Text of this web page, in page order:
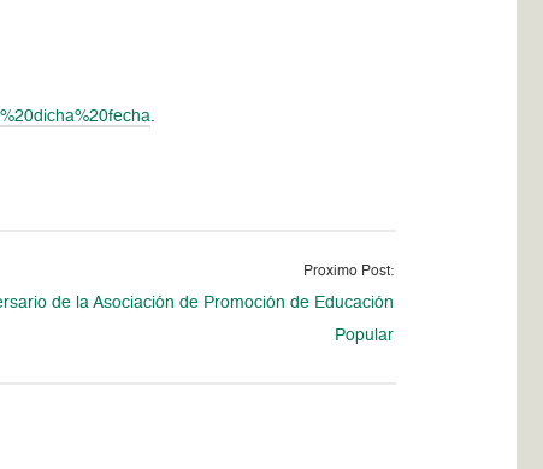
Proximo Post:
de la Asociación de Promoción de Educación
Popular